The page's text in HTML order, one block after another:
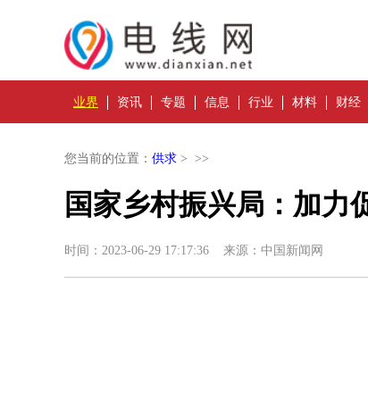
业界 资讯 专题 信息 行业 材料 财经
您当前的位置： 供求 > >>
国家乡村振兴局：加力
时间：2023-06-29 17:17:36 来源：中国新闻网